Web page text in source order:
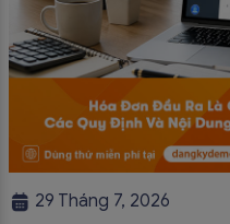
29 Tháng 7, 2026